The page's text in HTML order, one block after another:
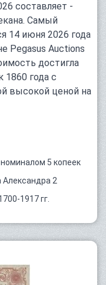
составляет -
Самый
14 июня 2026 года
Pegasus Auctions
достигла
года с
высокой ценой на
5 копеек
2
1917 гг.